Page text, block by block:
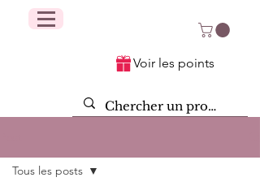
Voir les points
Tous les posts